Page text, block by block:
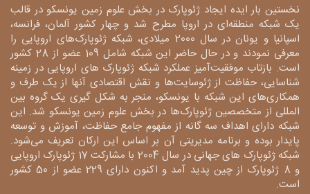
نخستین بار ایده ایجاد ژئوپارک در بخش علوم زمین یونسکو در قالب
یک شبکه منطقه‌ای در اروپا مطرح شد و چهار کشور آلمان، فرانسه،
اسپانیا و یونان در سال 2000 میلادی، شبکه ژئوپارک‌های اروپایی را
معرفی نمودند و در حال حاضر این شبکه شامل 109 عضو از 28 کشور
است. بازتاب موفقیت‌آمیز عملکرد شبکه ژئوپارک های اروپایی در زمینه
شناسایی، حفاظت از ژئوسایت‌ها و نقش اقتصادی آنها از یک طرف و
همکاری‌های این شبکه با یونسکو، منجر به شکل گیری یک گروه بین
المللی از متخصصین ژئوپارک‌ها در بخش علوم زمین یونسکو شد. این
شبکه دارای اهداف سه گانه از مفهوم جامع حفاظت، آموزش و توسعه
پایدار بوده و برنامه مدیریتی آن بر اساس این ارکان تعریف می‌شود.
شبکه ژئوپارک های جهانی در سال 2004 با مشارکت 17 ژئوپارک اروپایی
و 8 ژئوپارک از چین پدید آمد و اکنون دارای 229 عضو از 50 کشور
است.